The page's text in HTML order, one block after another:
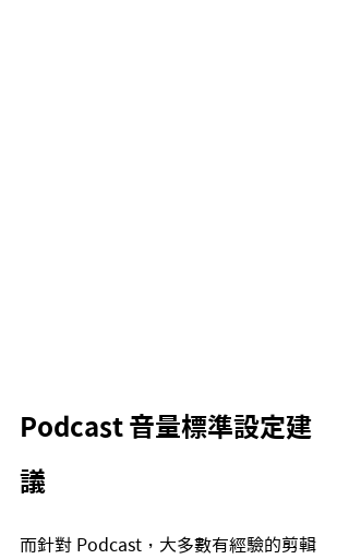
Podcast 音量標準設定建
議
而針對 Podcast，大多數有經驗的剪輯